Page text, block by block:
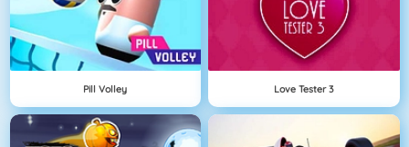
Pill Volley Love Tester 3